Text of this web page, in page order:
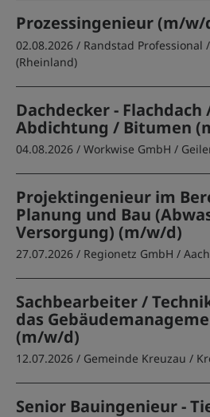
Prozessingenieur (m/w/
02.08.2026 / Randstad Professional
(Rheinland)
Dachdecker - Flachdach
Abdichtung / Bitumen
04.08.2026 / Workwise GmbH /
Projektingenieur im
Planung und Bau
Versorgung) (m/w/d)
27.07.2026 / Regionetz GmbH /
Sachbearbeiter /
das
(m/w/d)
12.07.2026 / Gemeinde Kreuzau /
Senior Bauingenieur -